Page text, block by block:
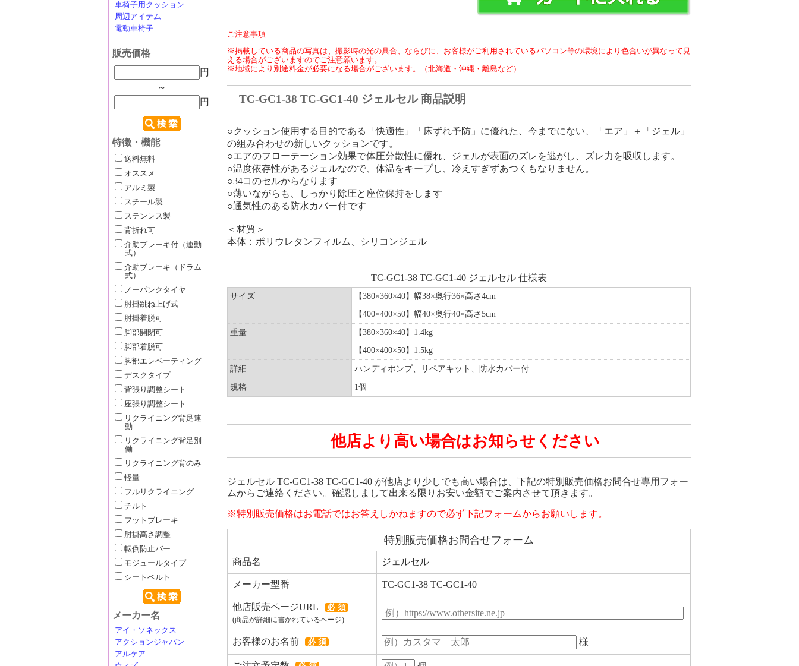
車椅子用クッション
周辺アイテム
電動車椅子
販売価格
円
～
円
特徴・機能
送料無料
オススメ
アルミ製
スチール製
ステンレス製
背折れ可
介助ブレーキ付（連動
式）
介助ブレーキ（ドラム
式）
ノーパンクタイヤ
肘掛跳ね上げ式
肘掛着脱可
脚部開閉可
脚部着脱可
脚部エレベーティング
デスクタイプ
背張り調整シート
座張り調整シート
リクライニング背足連
動
リクライニング背足別
働
リクライニング背のみ
軽量
フルリクライニング
チルト
フットブレーキ
肘掛高さ調整
転倒防止バー
モジュールタイプ
シートベルト
メーカー名
アイ・ソネックス
アクションジャパン
アルケア
ご注意事項
※掲載している商品の写真は、撮影時の光の具合、ならびに、お客様がご利用されているパソコン等の環境により色合いが異なって見
える場合がございますのでご注意願います。
※地域により別途料金が必要になる場合がございます。（北海道・沖縄・離島など）
TC-GC1-38 TC-GC1-40 ジェルセル 商品説明
○クッション使用する目的である「快適性」「床ずれ予防」に優れた、今までにない、「エア」＋「ジェル」
の組み合わせの新しいクッションです。
○エアのフローテーション効果で体圧分散性に優れ、ジェルが表面のズレを逃がし、ズレ力を吸収します。
○温度依存性があるジェルなので、体温をキープし、冷えすぎずあつくもなりません。
○34コのセルからなります
○薄いながらも、しっかり除圧と座位保持をします
○通気性のある防水カバー付です
＜材質＞
本体：ポリウレタンフィルム、シリコンジェル
TC-GC1-38 TC-GC1-40 ジェルセル 仕様表
サイズ
【380×360×40】幅38×奥行36×高さ4cm
【400×400×50】幅40×奥行40×高さ5cm
重量
【380×360×40】1.4kg
【400×400×50】1.5kg
詳細 ハンディポンプ、リペアキット、防水カバー付
規格 1個
他店より高い場合はお知らせください
ジェルセル TC-GC1-38 TC-GC1-40 が他店より少しでも高い場合は、下記の特別販売価格お問合せ専用フォー
ムからご連絡ください。確認しまして出来る限りお安い金額でご案内させて頂きます。
※特別販売価格はお電話ではお答えしかねますので必ず下記フォームからお願いします。
特別販売価格お問合せフォーム
商品名 ジェルセル
メーカー型番 TC-GC1-38 TC-GC1-40
他店販売ページURL 必 須
(商品が詳細に書かれているページ)
お客様のお名前 必 須 様